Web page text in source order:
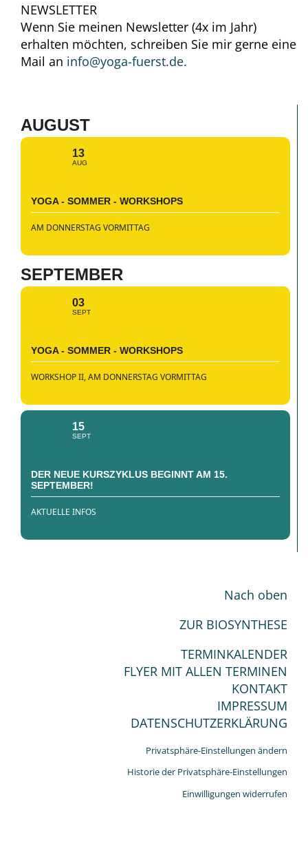
NEWSLETTER
Wenn Sie meinen Newsletter (4x im Jahr)
erhalten möchten, schreiben Sie mir gerne eine
Mail an info@yoga-fuerst.de.
AUGUST
13
AUG
YOGA - SOMMER - WORKSHOPS
AM DONNERSTAG VORMITTAG
SEPTEMBER
03
SEPT
YOGA - SOMMER - WORKSHOPS
WORKSHOP II, AM DONNERSTAG VORMITTAG
15
SEPT
DER NEUE KURSZYKLUS BEGINNT AM 15.
SEPTEMBER!
AKTUELLE INFOS
Nach oben
ZUR BIOSYNTHESE
TERMINKALENDER
FLYER MIT ALLEN TERMINEN
KONTAKT
IMPRESSUM
DATENSCHUTZERKLÄRUNG
Privatsphäre-Einstellungen ändern
Historie der Privatsphäre-Einstellungen
Einwilligungen widerrufen